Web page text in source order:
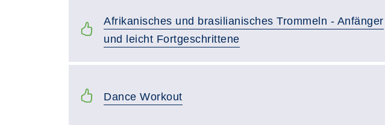
Afrikanisches und brasilianisches Trommeln - Anfänger
und leicht Fortgeschrittene
Dance Workout